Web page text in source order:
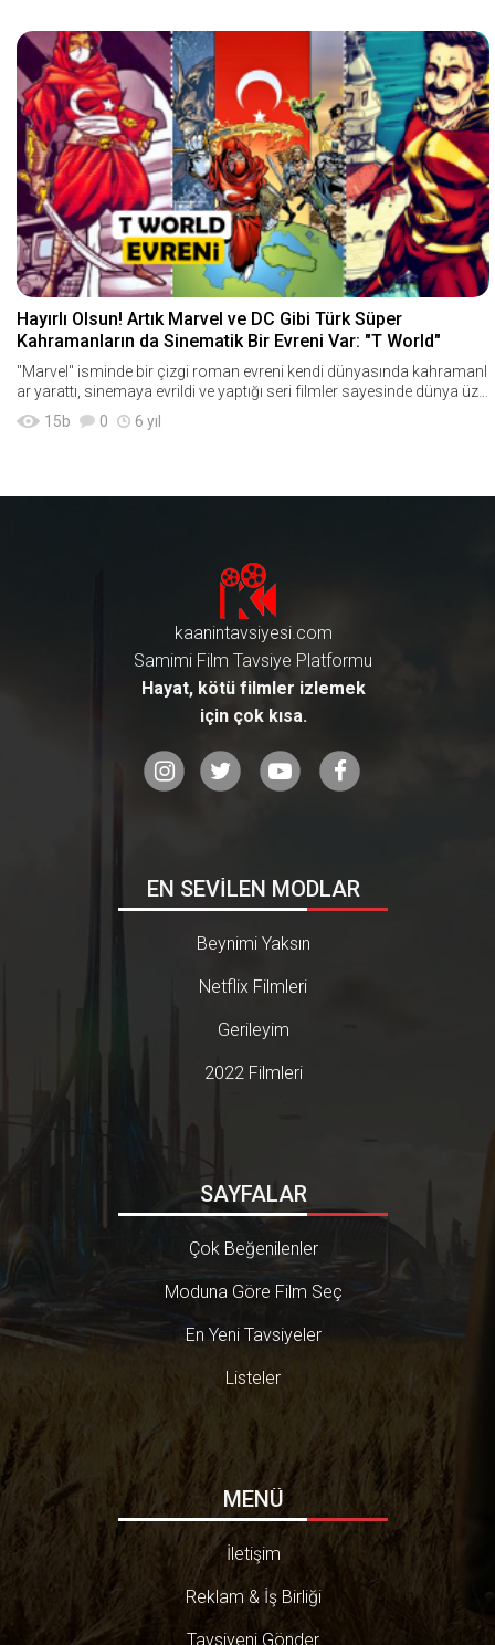
Hayırlı Olsun! Artık Marvel ve DC Gibi Türk Süper
Kahramanların da Sinematik Bir Evreni Var: "T World"
"Marvel" isminde bir çizgi roman evreni kendi dünyasında kahramanl
ar yarattı, sinemaya evrildi ve yaptığı seri filmler sayesinde dünya üze
rinde gişe
15b 0 6 yıl
kaanintavsiyesi.com
Samimi Film Tavsiye Platformu
Hayat, kötü filmler izlemek
için çok kısa.
EN SEVİLEN MODLAR
Beynimi Yaksın
Netflix Filmleri
Gerileyim
2022 Filmleri
SAYFALAR
Çok Beğenilenler
Moduna Göre Film Seç
En Yeni Tavsiyeler
Listeler
MENÜ
İletişim
Reklam & İş Birliği
Tavsiyeni Gönder